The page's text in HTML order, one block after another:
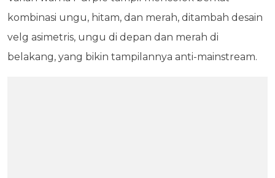
kombinasi ungu, hitam, dan merah, ditambah desain
velg asimetris, ungu di depan dan merah di
belakang, yang bikin tampilannya anti-mainstream.